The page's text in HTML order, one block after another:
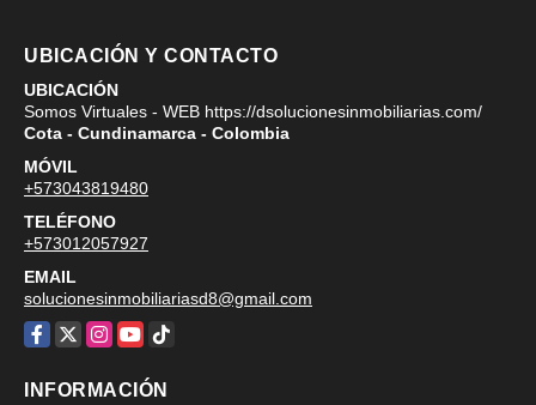
UBICACIÓN Y CONTACTO
UBICACIÓN
Somos Virtuales - WEB https://dsolucionesinmobiliarias.com/
Cota - Cundinamarca - Colombia
MÓVIL
+573043819480
TELÉFONO
+573012057927
EMAIL
solucionesinmobiliariasd8@gmail.com
Facebook
X Instagram
YouTube
TikTok
INFORMACIÓN